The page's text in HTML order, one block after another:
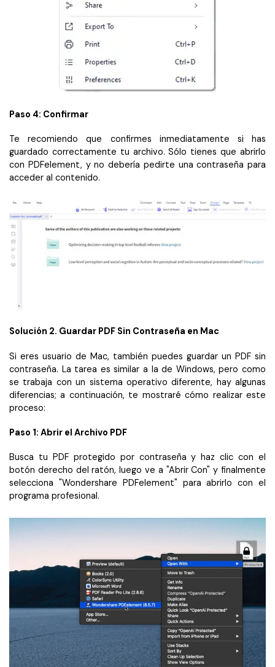
Paso 4: Confirmar
Te recomiendo que confirmes inmediatamente si has
guardado correctamente tu archivo. Sólo tienes que abrirlo
con PDFelement, y no debería pedirte una contraseña para
acceder al contenido.
Solución 2. Guardar PDF Sin Contraseña en Mac
Si eres usuario de Mac, también puedes guardar un PDF sin
contraseña. La tarea es similar a la de Windows, pero como
se trabaja con un sistema operativo diferente, hay algunas
diferencias; a continuación, te mostraré cómo realizar este
proceso:
Paso 1: Abrir el Archivo PDF
Busca tu PDF protegido por contraseña y haz clic con el
botón derecho del ratón, luego ve a "Abrir Con" y finalmente
selecciona "Wondershare PDFelement" para abrirlo con el
programa profesional.